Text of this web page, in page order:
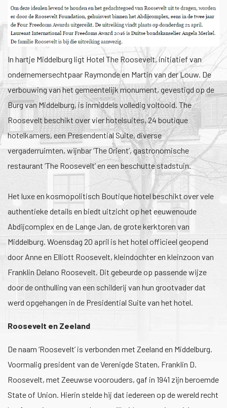
1/1
In hartje Middelburg ligt Hotel The Roosevelt, initiatief van
ondernemersechtpaar Raymonde en Martin van der Louw. De
verbouwing van het gemeentelijk monument, gevestigd op de
Burg van Middelburg, is inmiddels volledig voltooid. The
Roosevelt beschikt over vier hotelsuites, 24 boutique
hotelkamers, een Presendential Suite, diverse
vergaderruimten, wijnbar ‘The Orient’, gastronomische
restaurant ‘The Roosevelt’ en een beschutte stadstuin.
Het luxe en kosmopolitisch Boutique hotel beschikt over vele
authentieke details en biedt uitzicht op het eeuwenoude
Abdijcomplex en de Lange Jan, de grote kerktoren van
Middelburg. Woensdag 20 april is het hotel officieel geopend
door Anne en Elliott Roosevelt, kleindochter en kleinzoon van
Franklin Delano Roosevelt. Dit gebeurde op passende wijze
door de onthulling van een schilderij van hun grootvader dat
werd opgehangen in de Presidential Suite van het hotel.
Roosevelt en Zeeland
De naam ‘Roosevelt’ is verbonden met Zeeland en Middelburg.
Voormalig president van de Verenigde Staten, Franklin D.
Roosevelt, met Zeeuwse voorouders, gaf in 1941 zijn beroemde
State of Union. Hierin stelde hij dat iedereen op de wereld recht